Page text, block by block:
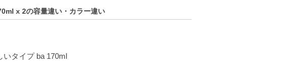
x 2の容量違い・カラー違い
いタイプ ba 170ml